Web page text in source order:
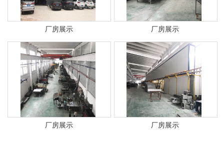
厂房展示 厂房展示
厂房展示 厂房展示